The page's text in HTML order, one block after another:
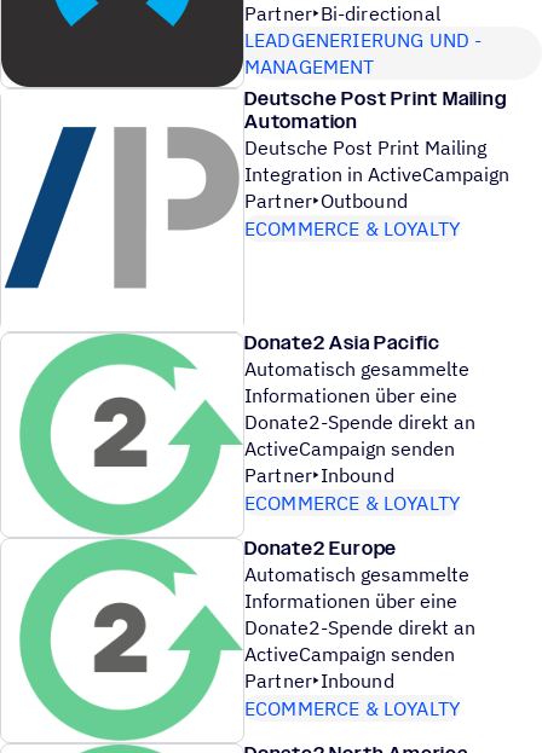
Partner Bi-directional
LEADGENERIERUNG UND -
MANAGEMENT
Deutsche Post Print Mailing
Automation
Deutsche Post Print Mailing
Integration in ActiveCampaign
Partner Outbound
ECOMMERCE & LOYALTY
Donate2 Asia Pacific
Automatisch gesammelte
Informationen über eine
Donate2-Spende direkt an
ActiveCampaign senden
Partner Inbound
ECOMMERCE & LOYALTY
Donate2 Europe
Automatisch gesammelte
Informationen über eine
Donate2-Spende direkt an
ActiveCampaign senden
Partner Inbound
ECOMMERCE & LOYALTY